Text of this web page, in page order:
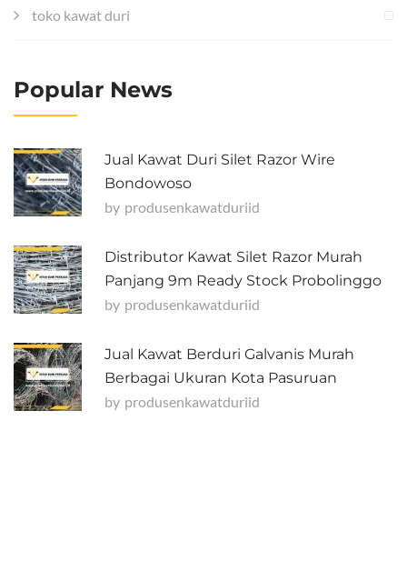
toko kawat duri
Popular News
Jual Kawat Duri Silet Razor Wire
Bondowoso
by Produsenkawatduriid
Distributor Kawat Silet Razor Murah
Panjang 9m Ready Stock Probolinggo
by Produsenkawatduriid
Jual Kawat Berduri Galvanis Murah
Berbagai Ukuran Kota Pasuruan
by Produsenkawatduriid